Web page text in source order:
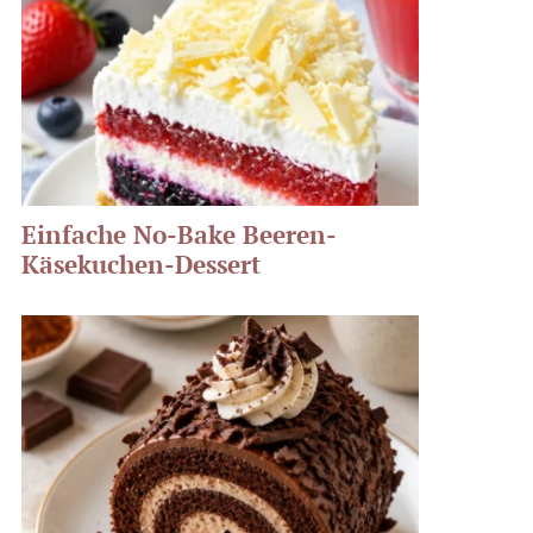
Einfache No-Bake Beeren-
Käsekuchen-Dessert